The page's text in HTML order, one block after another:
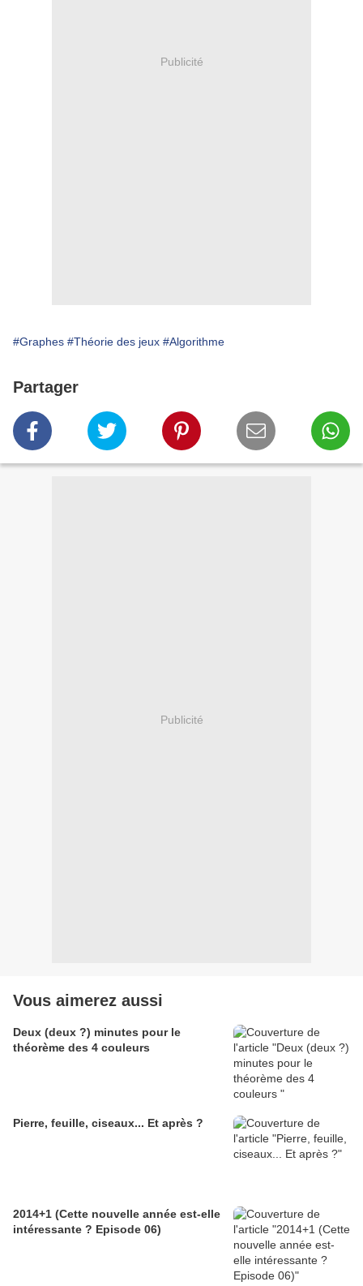
Publicité
#Graphes #Théorie des jeux #Algorithme
Partager
Publicité
Vous aimerez aussi
Deux (deux ?) minutes pour le
théorème des 4 couleurs
Pierre, feuille, ciseaux... Et après ?
2014+1 (Cette nouvelle année est-elle
intéressante ? Episode 06)